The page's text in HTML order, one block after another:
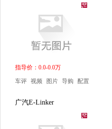
指导价：0.0-0.0万
车评 视频 图片 导购 配置
广汽E-Linker